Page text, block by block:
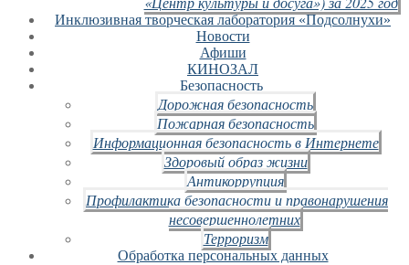
Инклюзивная творческая лаборатория «Подсолнухи»
Новости
Афиши
КИНОЗАЛ
Безопасность
Дорожная безопасность
Пожарная безопасность
Информационная безопасность в Интернете
Здоровый образ жизни
Антикоррупция
Профилактика безопасности и правонарушения
несовершеннолетних
Терроризм
Обработка персональных данных